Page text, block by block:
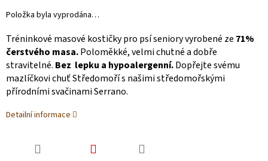
Položka byla vyprodána…
Tréninkové masové kostičky pro psí seniory vyrobené ze 71%
čerstvého masa.Poloměkké, velmi chutné a dobře
stravitelné. Bez lepku a hypoalergenní.Dopřejte svému
mazlíčkovi chuť Středomoří s našimi středomořskými
přírodními svačinami Serrano.
Detailní informace